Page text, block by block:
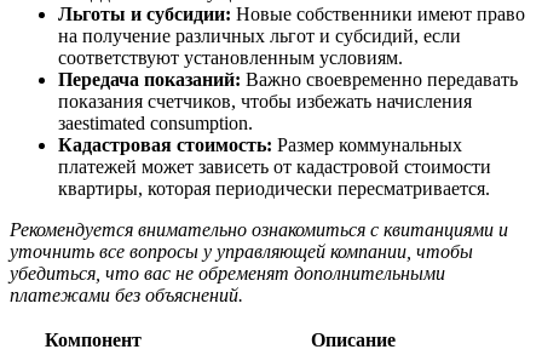
Льготы и субсидии: Новые собственники имеют право
на получение различных льгот и субсидий, если
соответствуют установленным условиям.
Передача показаний: Важно своевременно передавать
показания счетчиков, чтобы избежать начисления
заestimated consumption.
Кадастровая стоимость: Размер коммунальных
платежей может зависеть от кадастровой стоимости
квартиры, которая периодически пересматривается.
Рекомендуется внимательно ознакомиться с квитанциями и
уточнить все вопросы у управляющей компании, чтобы
убедиться, что вас не обременят дополнительными
платежами без объяснений.
Компонент
Описание